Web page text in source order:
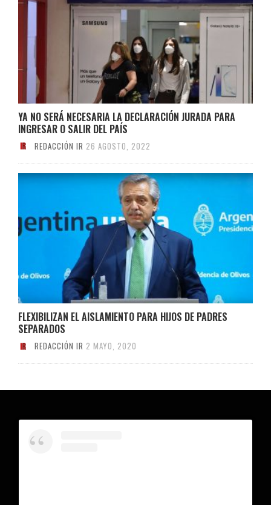
YA NO SERÁ NECESARIA LA DECLARACIÓN JURADA PARA
INGRESAR O SALIR DEL PAÍS
REDACCIÓN IR 26 AGOSTO, 2022
FLEXIBILIZAN EL AISLAMIENTO PARA HIJOS DE PADRES
SEPARADOS
REDACCIÓN IR 2 MAYO, 2020